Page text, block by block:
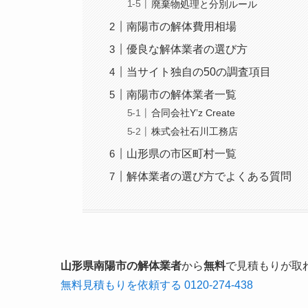
廃棄物処理と分別ルール
南陽市の解体費用相場
優良な解体業者の選び方
当サイト独自の50の調査項目
南陽市の解体業者一覧
合同会社Y’z Create
株式会社石川工務店
山形県の市区町村一覧
解体業者の選び方でよくある質問
山形県南陽市の解体業者から無料で見積もりが取
無料見積もりを依頼する 0120-274-438